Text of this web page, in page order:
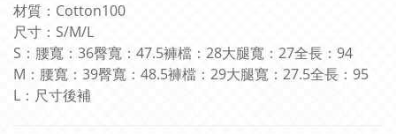
材質： Cotton100
尺寸： S/M/L
S ：腰寬： 36臀寬： 47.5褲檔： 28大腿寬： 27全長： 94
M ：腰寬： 39臀寬： 48.5褲檔： 29大腿寬： 27.5全長： 95
L ：尺寸後補